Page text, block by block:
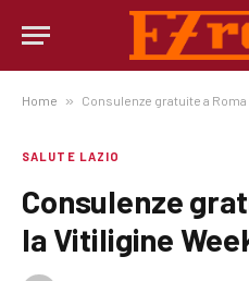
Home » Consulenze gratuite a
SALUTE LAZIO
Consulenze
la Vitiligine